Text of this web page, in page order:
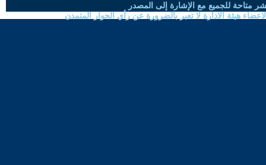
متاحة للجميع مع الإشارة إلى المصدر
هيئة الادارة لا تعبر بالضرورة عن رأي الحوار المتمدن